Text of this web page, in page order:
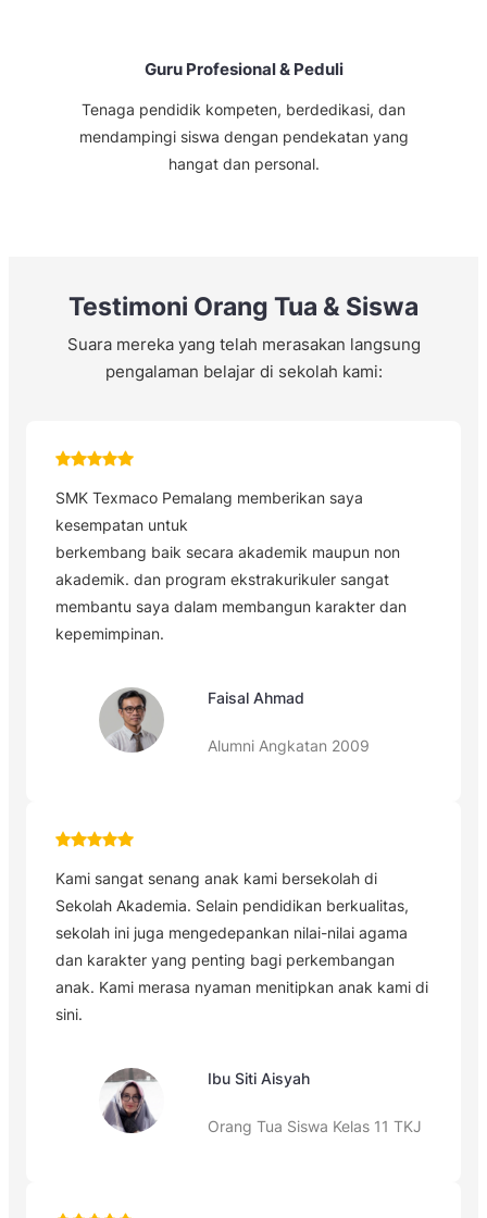
Guru Profesional & Peduli
Tenaga pendidik kompeten, berdedikasi, dan
mendampingi siswa dengan pendekatan yang
hangat dan personal.
Testimoni Orang Tua & Siswa
Suara mereka yang telah merasakan langsung
pengalaman belajar di sekolah kami:
SMK Texmaco Pemalang memberikan saya
kesempatan untuk
berkembang baik secara akademik maupun non
akademik. dan program ekstrakurikuler sangat
membantu saya dalam membangun karakter dan
kepemimpinan.
Faisal Ahmad
Alumni Angkatan 2009
Kami sangat senang anak kami bersekolah di
Sekolah Akademia. Selain pendidikan berkualitas,
sekolah ini juga mengedepankan nilai-nilai agama
dan karakter yang penting bagi perkembangan
anak. Kami merasa nyaman menitipkan anak kami di
sini.
Ibu Siti Aisyah
Orang Tua Siswa Kelas 11 TKJ